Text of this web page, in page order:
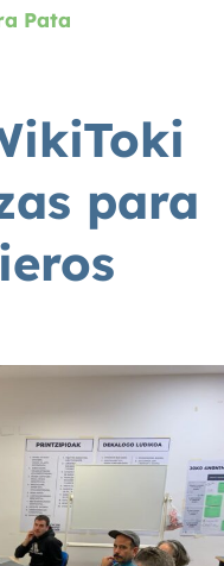
Pata
para